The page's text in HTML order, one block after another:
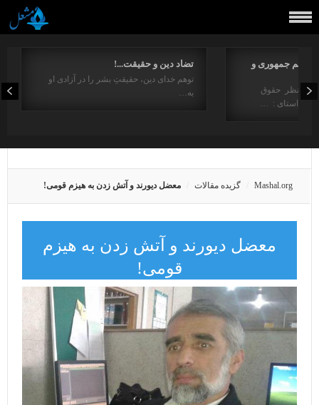
تضاد دین و حقیقت...!
توهم خدای دین، حقیقتِ بشر را در آزادی او
به…
جمهوری و
از منظر حقوق
در راستای : …
Mashal.org گزیده مقالات معضل دیورند و آتش زدن به هیزم قومی!
معضل دیورند و آتش زدن به هیزم
قومی!